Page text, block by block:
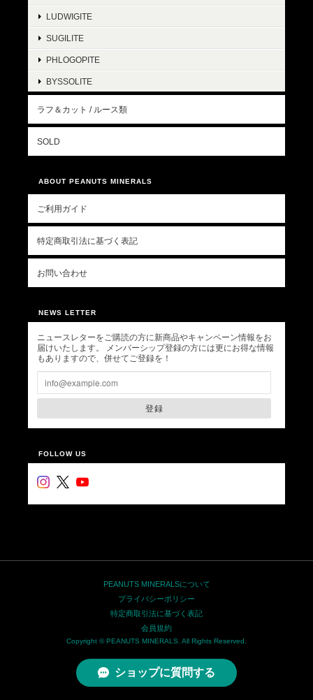
LUDWIGITE
SUGILITE
PHLOGOPITE
BYSSOLITE
ラフ＆カット / ルース類
SOLD
ABOUT PEANUTS MINERALS
ご利用ガイド
特定商取引法に基づく表記
お問い合わせ
NEWS LETTER
ニュースレターをご購読の方に新商品やキャンペーン情報をお
届けいたします。 メンバーシップ登録の方には更にお得な情報
もありますので、併せてご登録を！
登録
FOLLOW US
PEANUTS MINERALSについて
プライバシーポリシー
特定商取引法に基づく表記
会員規約
Copyright © PEANUTS MINERALS. All Rights Reserved.
ショップに質問する